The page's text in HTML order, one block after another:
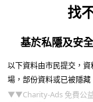
找
基於私隱及安
以下資料由市民提交，
場，部份資料或已被隱
▼▼Charity-Ads 免費公